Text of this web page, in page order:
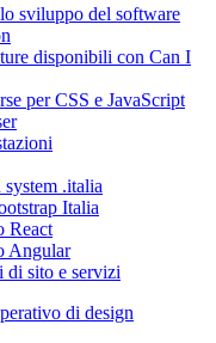
sviluppo del software
disponibili con Can I
per CSS e JavaScript
.italia
Italia
React
Angular
di sito e servizi
di design